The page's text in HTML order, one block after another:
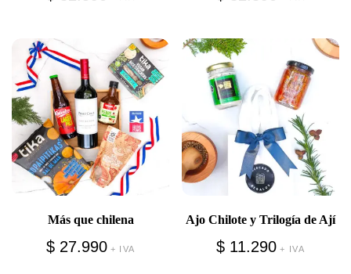
Más que chilena
$27.990 + IVA
Ajo Chilote y Trilogía de Ají
$ 11.290 + IVA